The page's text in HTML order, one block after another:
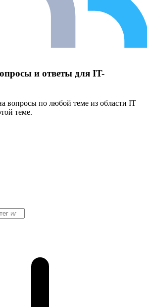
и ответы для IT-
вопросы по любой теме из области IT
теме.